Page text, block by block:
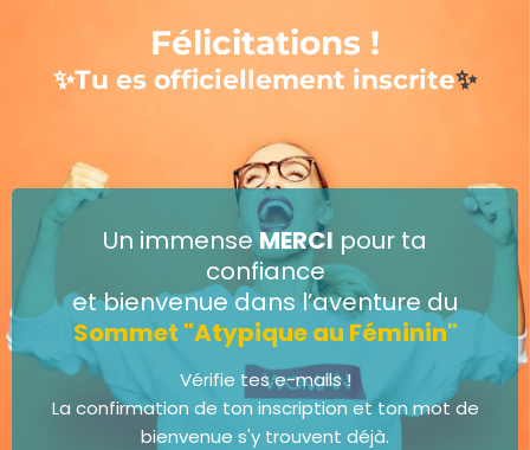
Félicitations !
✨Tu es officiellement inscrite✨
Un immense MERCI pour ta
confiance
et bienvenue dans l’aventure du
Sommet "Atypique au Féminin"
Vérifie tes e-mails !
La confirmation de ton inscription et ton mot de
bienvenue s'y trouvent déjà.